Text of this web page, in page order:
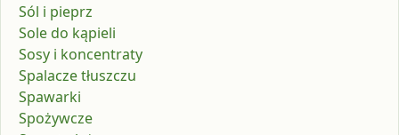
Sól i pieprz
Sole do kąpieli
Sosy i koncentraty
Spalacze tłuszczu
Spawarki
Spożywcze